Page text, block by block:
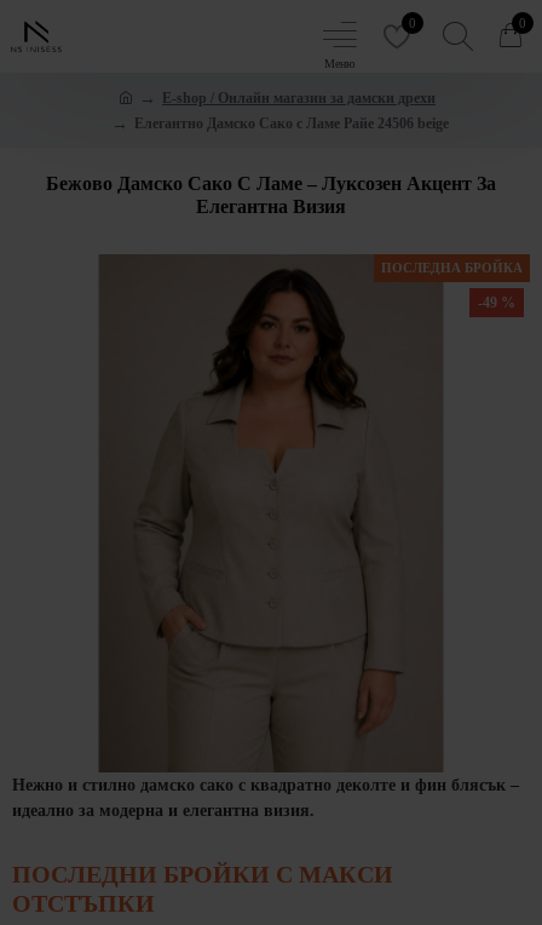
0 0
E-shop / Онлайн магазин за дамски дрехи
Елегантно Дамско Сако с Ламе Райе 24506 beige
Бежово Дамско Сако С Ламе – Луксозен Акцент За
Елегантна Визия
ПОСЛЕДНА БРОЙКА
-49 %
Нежно и стилно дамско сако с квадратно деколте и фин блясък –
идеално за модерна и елегантна визия.
ПОСЛЕДНИ БРОЙКИ С МАКСИ
ОТСТЪПКИ